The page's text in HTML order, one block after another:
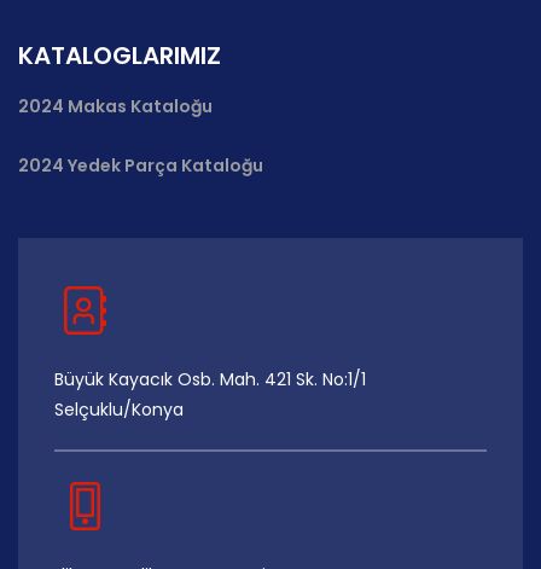
KATALOGLARIMIZ
2024 Makas Kataloğu
2024 Yedek Parça Kataloğu
Büyük Kayacık Osb. Mah. 421 Sk. No:1/1
Selçuklu/Konya